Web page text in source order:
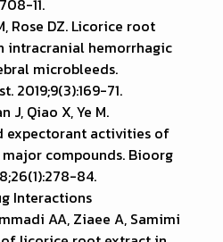
Rose DZ. Licorice root
intracranial hemorrhagic
microbleeds.
2019;9(3):169-71.
J, Qiao X, Ye M.
expectorant activities of
compounds. Bioorg
84.
Interactions
AA, Ziaee A, Samimi